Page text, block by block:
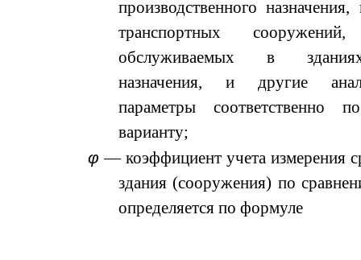
производственного
транспортных
обслуживаемых в зданиях
назначения, и другие
параметры
варианту;
φ — коэффициент учета измерения
здания (сооружения) по
определяется по формуле